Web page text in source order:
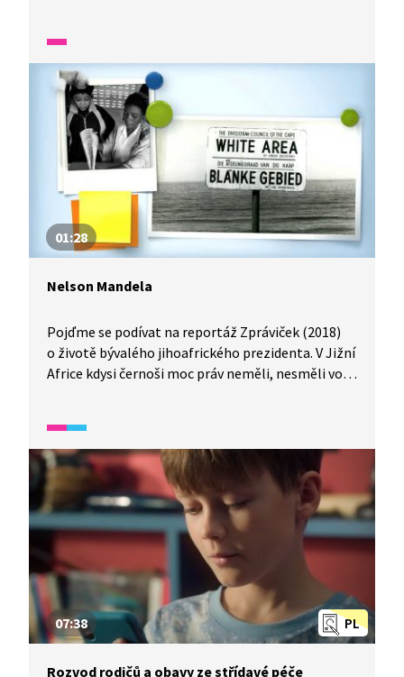
a nyní tento svátek slavíme i u nás.
01:28
Nelson Mandela
Pojďme se podívat na reportáž Zpráviček (2018)
o životě bývalého jihoafrického prezidenta. V Jižní
Africe kdysi černoši moc práv neměli, nesměli volit
vystudoval práva a snažil se tyto poměry změnit.
Bojoval za práva černochů, více než čtvrt století
strávil ve vězení a stal se prvním černošským
prezidentem.
PL
07:38
Rozvod rodičů a obavy ze střídavé péče